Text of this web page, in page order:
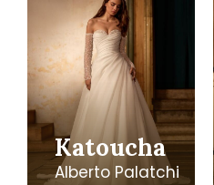
Katoucha
Alberto Palatchi